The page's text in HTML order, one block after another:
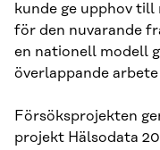
kunde ge upphov
för den nuvarande
en nationell modell
överlappande
Försöksprojekten
projekt Hälsodata